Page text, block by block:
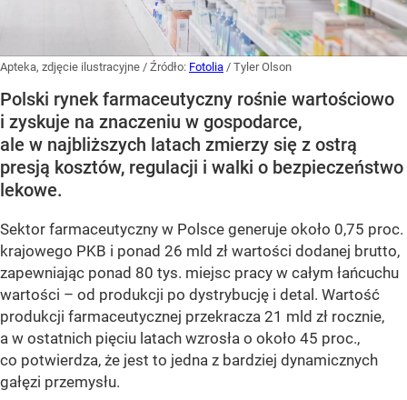
Apteka, zdjęcie ilustracyjne / Źródło: Fotolia / Tyler Olson
Polski rynek farmaceutyczny rośnie wartościowo
i zyskuje na znaczeniu w gospodarce,
ale w najbliższych latach zmierzy się z ostrą
presją kosztów, regulacji i walki o bezpieczeństwo
lekowe.
Sektor farmaceutyczny w Polsce generuje około 0,75 proc.
krajowego PKB i ponad 26 mld zł wartości dodanej brutto,
zapewniając ponad 80 tys. miejsc pracy w całym łańcuchu
wartości – od produkcji po dystrybucję i detal. Wartość
produkcji farmaceutycznej przekracza 21 mld zł rocznie,
a w ostatnich pięciu latach wzrosła o około 45 proc.,
co potwierdza, że jest to jedna z bardziej dynamicznych
gałęzi przemysłu.